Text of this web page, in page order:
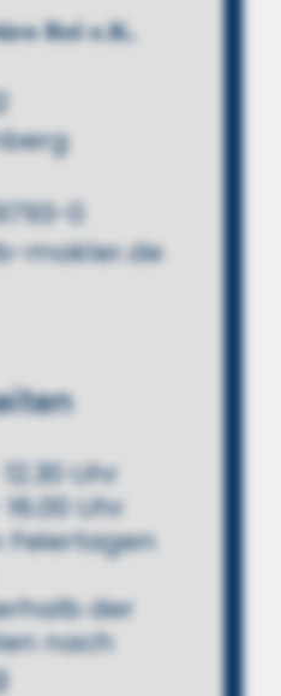
Rei e.K.
0
makler.de
Uhr
Uhr
Feiertagen
der
nach